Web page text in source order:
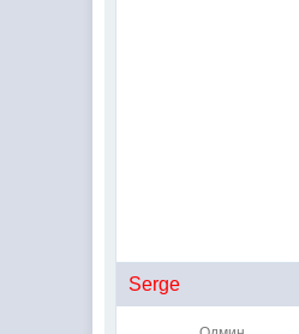
Serge